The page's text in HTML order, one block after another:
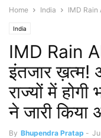
Home India IMD Rain
India
IMD Rain
इंतजार ख़त्म!
राज्यों में होगी
ने जारी किया
By Bhupendra Pratap -